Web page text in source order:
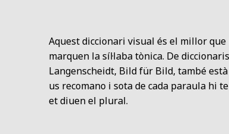
Aquest diccionari visual és el millor
marquen la síl·laba tònica. De
Langenscheidt, Bild für Bild, també
us recomano i sota de cada paraula hi
et diuen el plural.